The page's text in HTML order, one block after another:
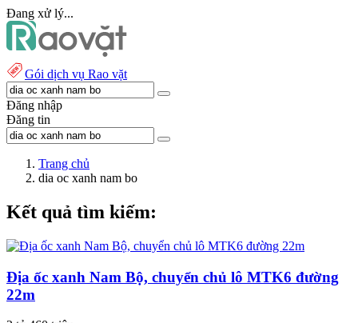
Đang xử lý...
Gói dịch vụ Rao vặt
Đăng nhập
Đăng tin
Trang chủ
dia oc xanh nam bo
Kết quả tìm kiếm:
Địa ốc xanh Nam Bộ, chuyển chủ lô MTK6 đường
22m